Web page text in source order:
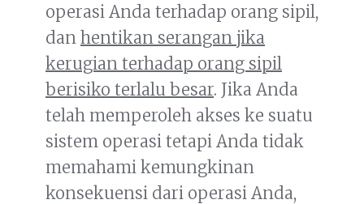
operasi Anda terhadap orang sipil,
dan hentikan serangan jika
kerugian terhadap orang sipil
berisiko terlalu besar. Jika Anda
telah memperoleh akses ke suatu
sistem operasi tetapi Anda tidak
memahami kemungkinan
konsekuensi dari operasi Anda,